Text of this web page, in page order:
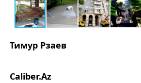
Тимур Рзаев
Caliber.Az